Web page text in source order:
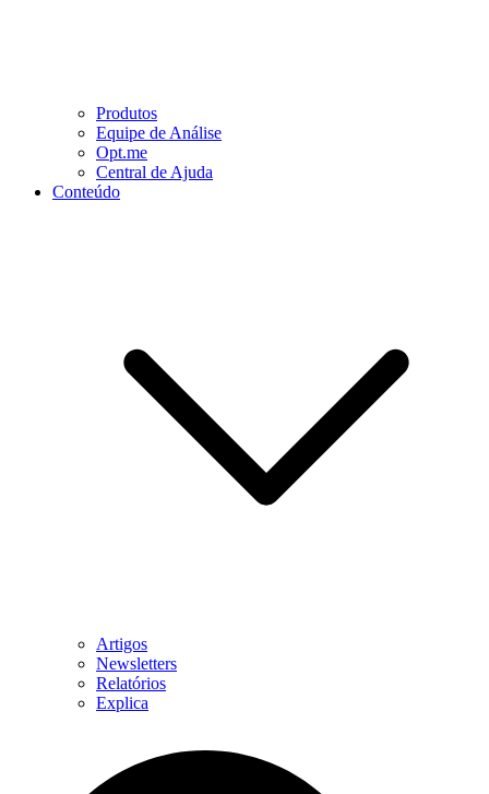
Produtos
Equipe de Análise
Opt.me
Central de Ajuda
Conteúdo
Artigos
Newsletters
Relatórios
Explica